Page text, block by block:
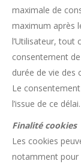
maximale de
maximum après
l’Utilisateur, tout
consentement de
durée de vie des
Le
l’issue de ce délai.
Finalité cookies
Les cookies
notamment pour